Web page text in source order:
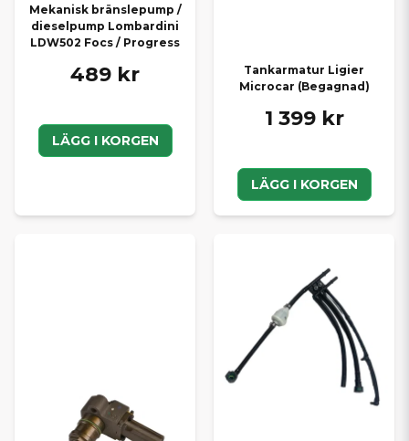
Mekanisk bränslepump /
dieselpump Lombardini
LDW502 Focs / Progress
489 kr
LÄGG I KORGEN
Tankarmatur Ligier
Microcar (Begagnad)
1 399 kr
LÄGG I KORGEN